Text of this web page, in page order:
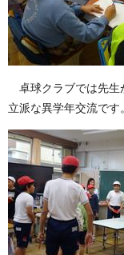
卓球クラブでは先
立派な異学年交流です。